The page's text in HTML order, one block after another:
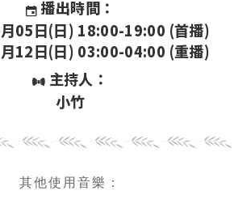
播出時間：
05日(日) 18:00-19:00 (首播)
12日(日) 03:00-04:00 (重播)
主持人：
小竹
其他使用音樂：